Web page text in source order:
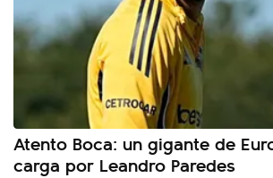
Atento Boca: un gigante de
carga por Leandro Paredes